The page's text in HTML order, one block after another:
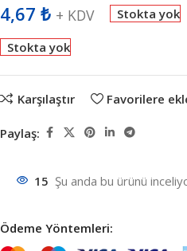
4,67 ₺ + KDV Stokta yok
Stokta yok
Karşılaştır Favorilere
Paylaş:
15 Şu anda bu ürünü
Ödeme Yöntemleri: